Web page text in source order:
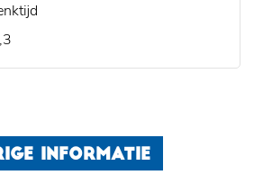
INFORMATIE